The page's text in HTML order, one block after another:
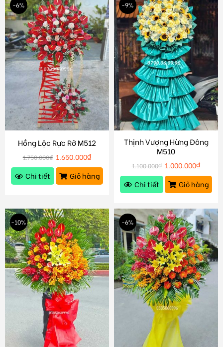
-6%
Hồng Lộc Rực Rỡ M512
1.750.000₫ 1.650.000₫
Chi tiết
Giỏ hàng
-9%
Thịnh Vượng Hừng Đông
M510
1.100.000₫ 1.000.000₫
Chi tiết
Giỏ hàng
-10% -6%